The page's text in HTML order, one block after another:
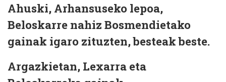
Ahuski, Arhansuseko lepoa,
Beloskarre nahiz Bosmendietako
gainak igaro zituzten, besteak beste.
Argazkietan, Lexarra eta